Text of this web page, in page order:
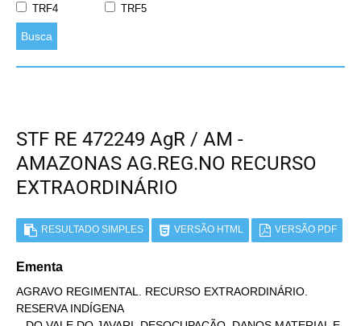
TRF4
TRF5
Busca
STF RE 472249 AgR / AM -
AMAZONAS AG.REG.NO RECURSO
EXTRAORDINÁRIO
RESULTADO SIMPLES VERSÃO HTML VERSÃO PDF
Ementa
AGRAVO REGIMENTAL. RECURSO EXTRAORDINÁRIO.
RESERVA INDÍGENA